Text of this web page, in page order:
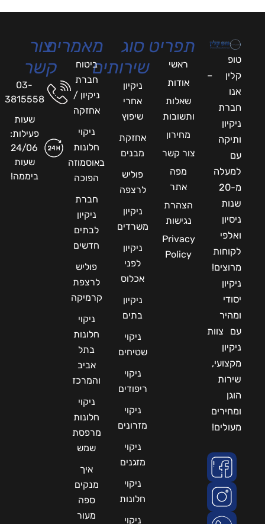
טופ
קלין –
אנו
חברת
ניקיון
ותיקה
עם
למעלה
מ-20
שנות
ניסיון
ואלפי
לקוחות
מרוצים!
ניקיון
יסודי
ומהיר
עם צוות
ניקיון
מקצועי,
שירות
הוגן
ומחירים
מעולים!
תפריט
ראשי
אודות
שאלות
ותשובות
מחירון
צור קשר
מפה
אתר
הצהרת
נגישות
Privacy
Policy
סוג
שירותים
ניקיון
אחרי
שיפוץ
אחזקת
מבנים
פוליש
לרצפה
ניקיון
משרדים
ניקיון
לפני
אכלוס
ניקיון
בתים
ניקוי
שטיחים
ניקוי
ריפודים
ניקוי
מזרונים
ניקוי
מזגנים
ניקוי
חלונות
ניקוי
מאמרים
ביטוח
חברת
ניקיון /
אחזקה
ניקוי
חלונות
באוסמוזה
הפוכה
חברת
ניקיון
לבתים
חדשים
פוליש
לרצפת
קרמיקה
ניקוי
חלונות
בתל
אביב
והמרכז
ניקוי
חלונות
מרפסת
שמש
איך
מנקים
ספה
מעור
צור
קשר
03-
3815558
שעות
פעילות:
24/06
שעות
ביממה!